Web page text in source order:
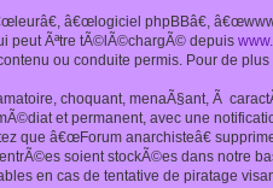
â€œlogiciel phpBBâ€,
peut Ãªtre tÃ©lÃ©chargÃ© depuis
ou conduite permis. Pour de
choquant, menaÃ§ant, Ã
et permanent, avec une
que â€œForum anarchisteâ€
soient stockÃ©es dans notre
en cas de tentative de piratage